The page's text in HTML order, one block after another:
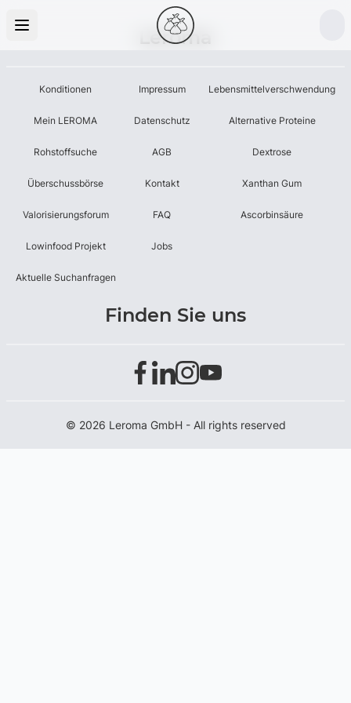
Leroma
Konditionen
Mein LEROMA
Rohstoffsuche
Überschussbörse
Valorisierungsforum
Lowinfood Projekt
Aktuelle Suchanfragen
Impressum
Datenschutz
AGB
Kontakt
FAQ
Jobs
Lebensmittelverschwendung
Alternative Proteine
Dextrose
Xanthan Gum
Ascorbinsäure
Finden Sie uns
© 2026 Leroma GmbH - All rights reserved